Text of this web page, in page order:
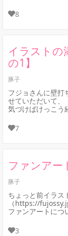
今年...
8
イラストの
の1】
豚子
フジョさんに壁打
せていただいて、
気づけばけっこう
大きなサイトにな
7
ファンアー
豚子
ちょっと前イラス
（https://
ファンアートにつ
3